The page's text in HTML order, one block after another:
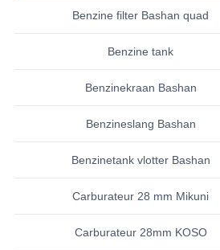
PLASTIC PARTS
BRANDSTOF SYSTEEM
Benzine filter Bashan quad
Benzine tank
Benzinekraan Bashan
Benzineslang Bashan
Benzinetank vlotter Bashan
Carburateur 28 mm Mikuni
Carburateur 28mm KOSO